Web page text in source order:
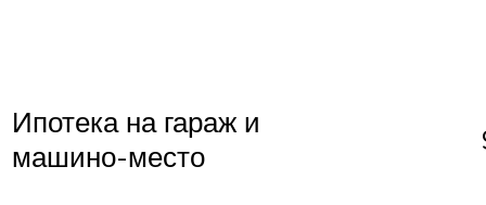
Ипотека на гараж и
машино-место